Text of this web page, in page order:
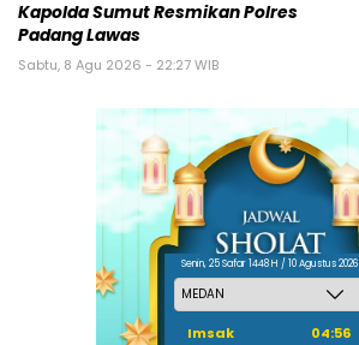
Kapolda Sumut Resmikan Polres
Padang Lawas
Sabtu, 8 Agu 2026 - 22:27 WIB
Senin, 25 Safar 1448 H / 10 Agustus 2026
Imsak
04:56